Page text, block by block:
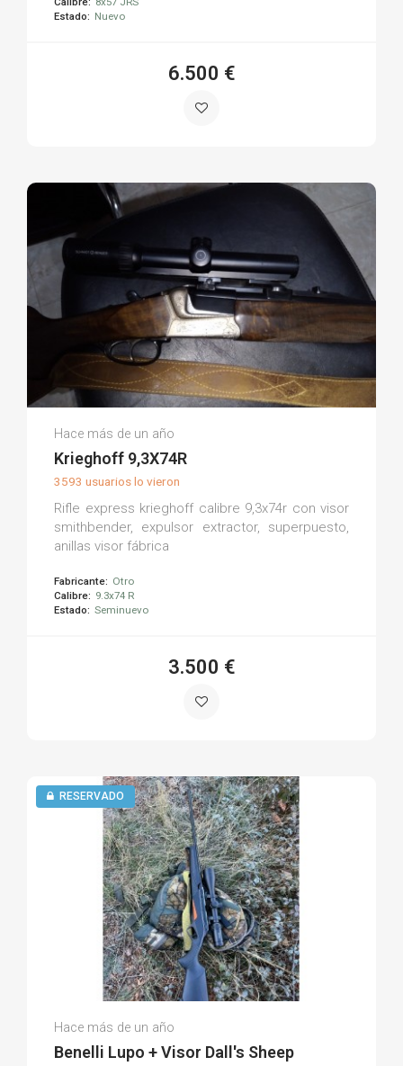
Estado: Nuevo
6.500 €
Joaquin P.
(0)
Hace más de un año
Krieghoff 9,3X74R
3593 usuarios lo vieron
Rifle express krieghoff calibre 9,3x74r con visor
smithbender, expulsor extractor, superpuesto,
anillas visor fábrica
Fabricante: Otro
Calibre: 9.3x74 R
Estado: Seminuevo
3.500 €
RESERVADO
Juan R.
(0)
Hace más de un año
Benelli Lupo + Visor Dall's Sheep